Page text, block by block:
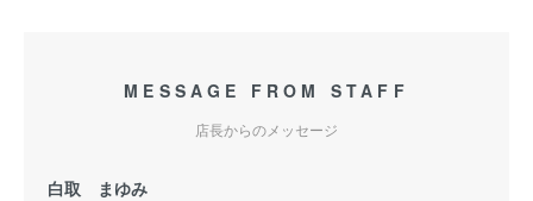
MESSAGE FROM STAFF
店長からのメッセージ
白取 まゆみ